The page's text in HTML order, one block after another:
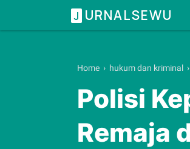
J URNALSEWU
Home › hukum dan kriminal ›
Polisi
Remaja